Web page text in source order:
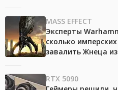
MASS EFFECT
Эксперты
сколько
завалить Жнеца
RTX 5090